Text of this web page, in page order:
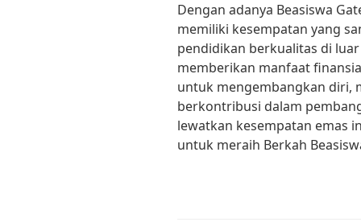
Dengan adanya Beasiswa
memiliki kesempatan yang
pendidikan berkualitas di
memberikan manfaat
untuk mengembangkan diri,
berkontribusi dalam
lewatkan kesempatan emas
untuk meraih Berkah